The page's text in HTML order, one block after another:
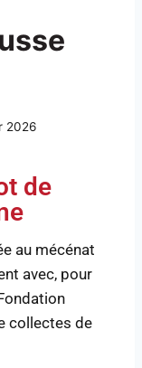
2026
de
au mécénat
avec, pour
collectes de